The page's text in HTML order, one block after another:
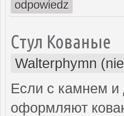
odpowiedz
Стул Кованые
Walterphymn
Если с камнем и
оформляют